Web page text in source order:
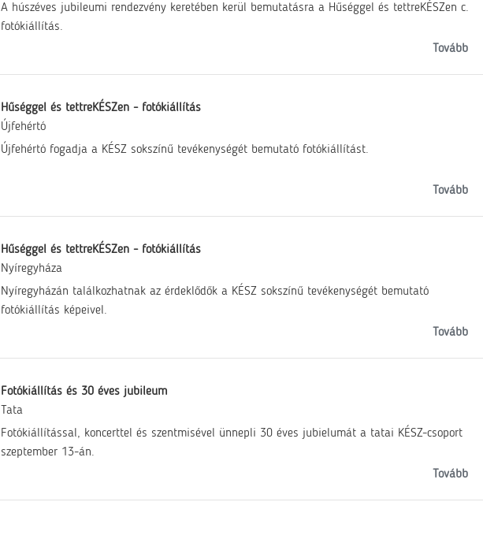
A húszéves jubileumi rendezvény keretében kerül bemutatásra a Hűséggel és tettreKÉSZen c.
fotókiállítás.
Tovább
Hűséggel és tettreKÉSZen - fotókiállítás
Újfehértó
Újfehértó fogadja a KÉSZ sokszínű tevékenységét bemutató fotókiállítást.
Tovább
Hűséggel és tettreKÉSZen - fotókiállítás
Nyíregyháza
Nyíregyházán találkozhatnak az érdeklődők a KÉSZ sokszínű tevékenységét bemutató
fotókiállítás képeivel.
Tovább
Fotókiállítás és 30 éves jubileum
Tata
Fotókiállítással, koncerttel és szentmisével ünnepli 30 éves jubielumát a tatai KÉSZ-csoport
szeptember 13-án.
Tovább